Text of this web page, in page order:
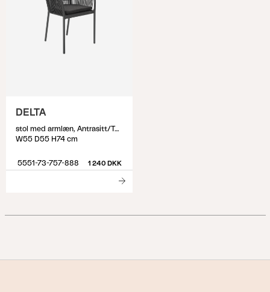
DELTA
stol med armlæn, Antrasitt/Teddy Black
W55 D55 H74 cm
5551-73-757-888 1 240 DKK